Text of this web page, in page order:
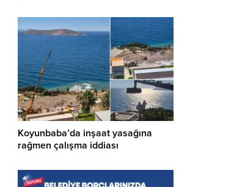
Koyunbaba’da inşaat yasağına
rağmen çalışma iddiası